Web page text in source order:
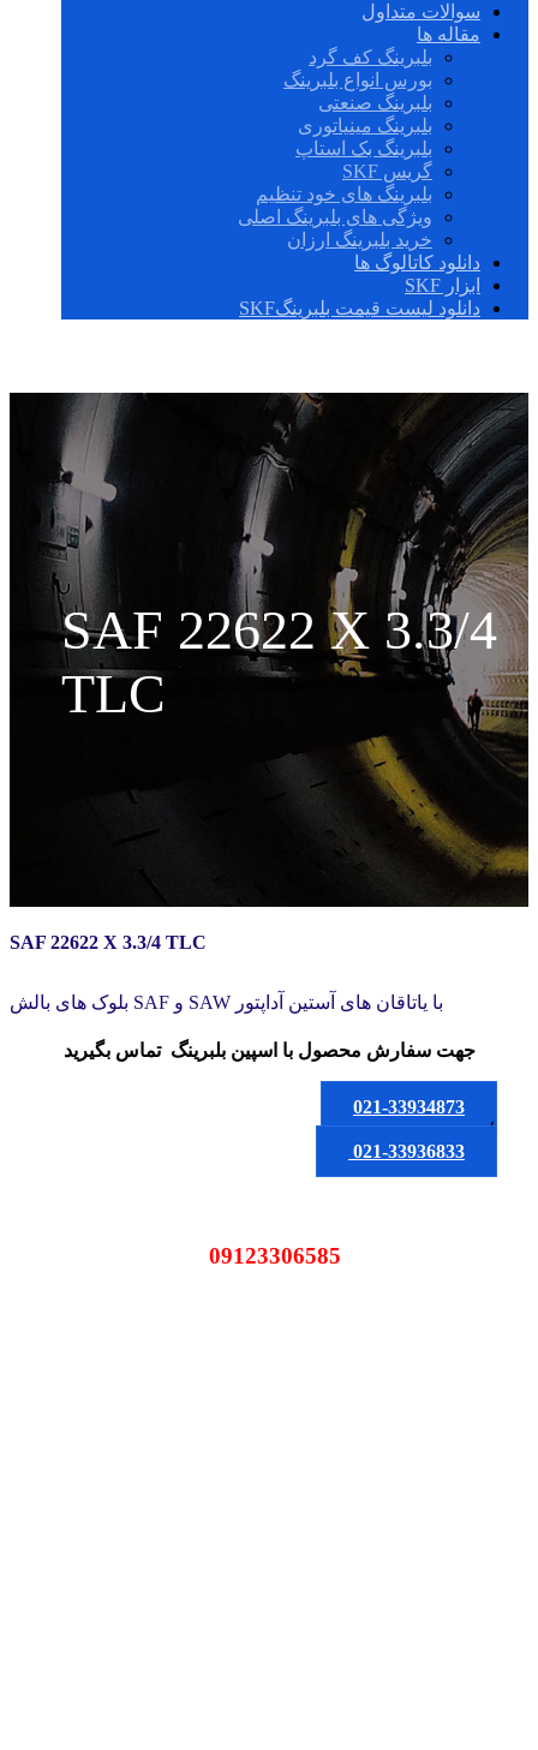
سوالات متداول
مقاله ها
بلبرینگ کف گرد
بورس انواع بلبرینگ
بلبرینگ صنعتی
بلبرینگ مینیاتوری
بلبرینگ بک استاپ
گریس SKF
بلبرینگ های خود تنظیم
ویژگی های بلبرینگ اصلی
خرید بلبرینگ ارزان
دانلود کاتالوگ ها
ابزار SKF
دانلود لیست قیمت بلبرینگSKF
SAF 22622 X 3.3/4
TLC
SAF 22622 X 3.3/4 TLC
بلوک های بالش SAF و SAW با یاتاقان های آستین آداپتور
جهت سفارش محصولبا اسپین بلبرینگ تماس بگیرید
021-33934873
یا
021-33936833